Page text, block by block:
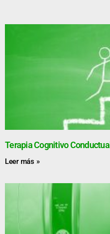
Terapia Cognitivo Conductual
Leer más »